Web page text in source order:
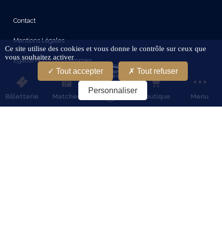
Billetterie Matches Boutique Menu
Contact
Mentions Légales
Egalité Hommes-Femmes
Protection Des Données
Conditions Générales D'Utilisation
Ce site utilise des cookies et vous donne le contrôle sur ceux que
vous souhaitez activer
Tout accepter Tout refuser
Personnaliser